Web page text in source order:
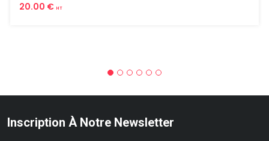
20.00 € HT
Inscription À Notre Newsletter